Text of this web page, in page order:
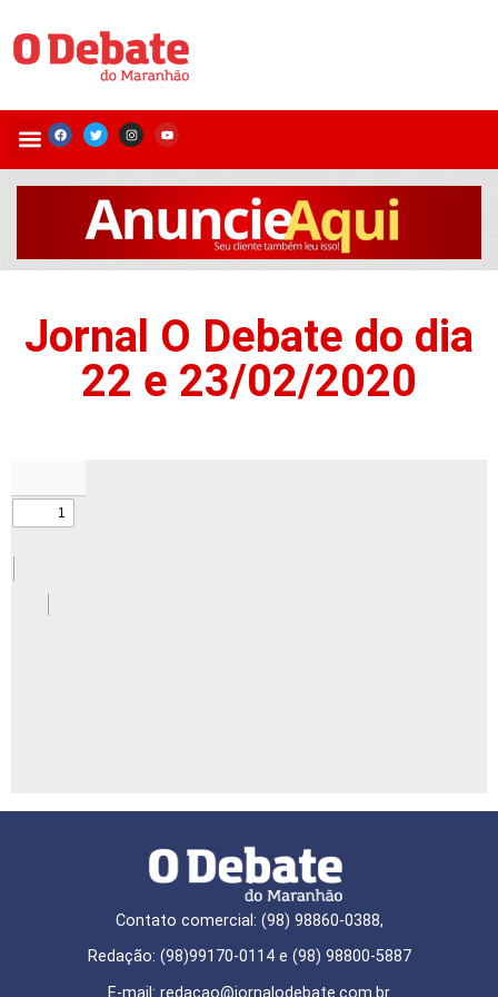
Jornal O Debate do dia
22 e 23/02/2020
Contato comercial: (98) 98860-0388,
Redação: (98)99170-0114 e (98) 98800-5887
E-mail: redaçao@jornalodebate.com.br